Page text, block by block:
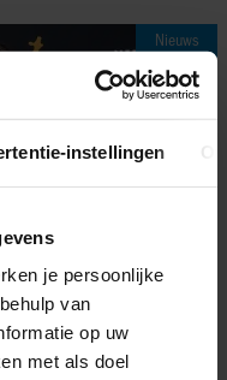
instellingen
je persoonlijke
van
op uw
met als doel
Nieuws